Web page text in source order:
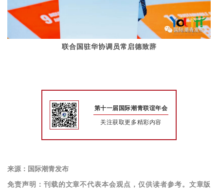
联合国驻华协调员常启德致辞
第十一届国际潮青联谊年会
关注获取更多精彩内容
来源：国际潮青发布
免责声明：刊载的文章不代表本会观点，仅供读者参考。文章版